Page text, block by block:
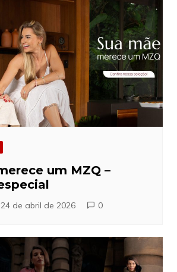
um MZQ –
24 de abril de 2026 0